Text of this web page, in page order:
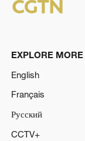
EXPLORE MORE
English
Français
Русский
CCTV+